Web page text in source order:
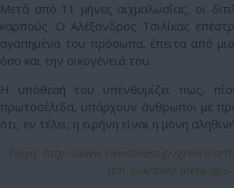
Μετά από 11 μήνες αιχμαλωσίας, οι
καρπούς. Ο Αλέξανδρος Τσιλίκας
αγαπημένα του πρόσωπα, έπειτα από
όσο και την οικογένειά του.
Η υπόθεσή του υπενθυμίζει πως,
πρωτοσέλιδα, υπάρχουν άνθρωποι με
ότι, εν τέλει, η ειρήνη είναι η μόνη
Πηγή: http://www.newsbeast.gr/greece/
stin-oukrania-meta-